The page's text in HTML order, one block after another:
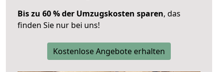
Bis zu 60 % der Umzugskosten sparen, das
finden Sie nur bei uns!
Kostenlose Angebote erhalten